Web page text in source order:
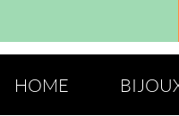
HOME